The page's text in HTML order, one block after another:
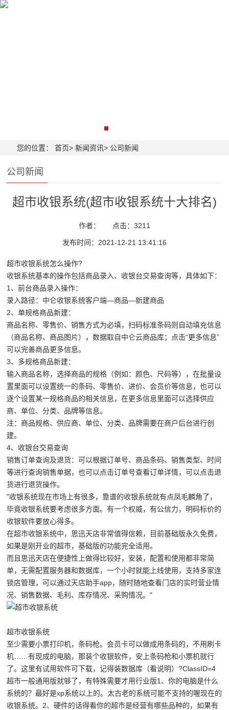
您的位置：首页>新闻资讯> 公司新闻
公司新闻
超市收银系统(超市收银系统十大排名)
作者： 点击：3211
发布时间：2021-12-21 13:41:16
超市收银系统怎么操作?
收银系统基本的操作包括商品录入、收银台交易查询等，具体如下：
1、前台商品录入操作：
录入路径：中仑收银系统客户端—商品—新建商品
2、单规格商品新建：
商品名称、零售价、销售方式为必填，扫码标准条码则自动填充信息
（商品名称、商品图片），数据取自中仑云商品库；点击“更多信息”
可以完善商品更多信息。
3、多规格商品新建：
输入商品名称，选择商品的规格（例如：颜色、尺码等），在批量设
置里面可以设置统一的条码、零售价、进价、会员价等信息，也可以
逐个设置某一规格商品的相关信息，在更多信息里面可以选择供应
商、单位、分类、品牌等信息。
注：商品规格、供应商、单位、分类、品牌需要在商户后台进行创
建。
4、收银台交易查询
销售订单查询及退货：可以根据订单号、商品条码、销售类型、时间
等进行查询销售单据，也可以点击订单号查看订单详情，可以点击退
货进行退货操作。
"收银系统现在市场上有很多，靠谱的收银系统就有点凤毛麟角了，
毕竟收银系统要考虑很多方面。有一个权威，有公信力，明码标价的
收银软件要放心得多。
在超市收银系统中，思迅天店非常值得信赖，目前基础版永久免费，
如果是刚开业的超市，基础版的功能完全适用。
而且思迅天店在便捷性上做得比较好，安装，配置和使用都非常简
单，无需配置服务器和数据库，一个小时就能上线使用，支持多家连
锁店管理，可以通过天店助手app，随时随地查看门店的实时营业情
况、销售数据、毛利、库存情况、采购情况。"
超市收银系统
至少需要小票打印机，条码枪。会员卡可以做成用条码的，不用刷卡
机……有现成的电脑，那装个收银软件，安上条码枪和小票机就行
了。这里有试用软件可下载，记得装数据库（看说明）?ClassID=4
超市一般通用版就够了，有特殊需要才用行业版1、你的电脑是什么
系统的？最好是xp系统以上的。太古老的系统可能不支持的喔现在的
收银系统。2、硬件的话得看你的超市是经营有哪些品种的，如果有